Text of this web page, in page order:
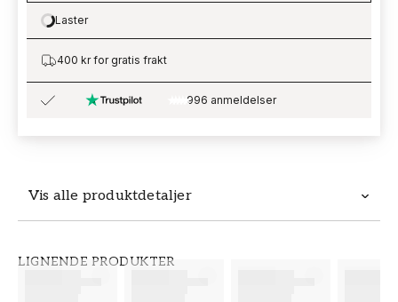
Vis alle produktdetaljer
LIGNENDE PRODUKTER
Loading…
Laster
400 kr for gratis frakt
996 anmeldelser